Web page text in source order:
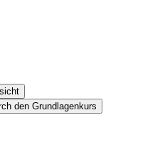
den Grundlagenkurs